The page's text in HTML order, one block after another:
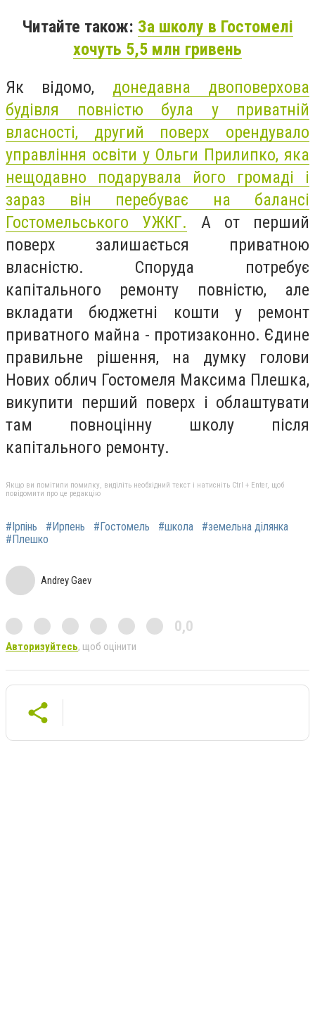
Читайте також: За школу в Гостомелі
хочуть 5,5 млн гривень
Як відомо, донедавна двоповерхова
будівля повністю була у приватній
власності, другий поверх орендувало
управління освіти у Ольги Прилипко, яка
нещодавно подарувала його громаді і
зараз він перебуває на балансі
Гостомельського УЖКГ. А от перший
поверх залишається приватною
власністю. Споруда потребує
капітального ремонту повністю, але
вкладати бюджетні кошти у ремонт
приватного майна - протизаконно. Єдине
правильне рішення, на думку голови
Нових облич Гостомеля Максима Плешка,
викупити перший поверх і облаштувати
там повноцінну школу після
капітального ремонту.
Якщо ви помітили помилку, виділіть необхідний текст і натисніть Ctrl + Enter, щоб
повідомити про це редакцію
#Ірпінь #Ирпень #Гостомель #школа
#земельна ділянка
#Плешко
Andrey Gaev
0,0
Авторизуйтесь, щоб оцінити